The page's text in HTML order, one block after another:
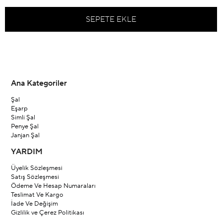
Ana Kategoriler
Şal
Eşarp
Simli Şal
Penye Şal
Janjan Şal
YARDIM
Üyelik Sözleşmesi
Satış Sözleşmesi
Ödeme Ve Hesap Numaraları
Teslimat Ve Kargo
İade Ve Değişim
Gizlilik ve Çerez Politikası